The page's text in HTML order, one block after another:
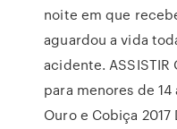
noite em que
aguardou a vida
acidente. ASSISTIR
para menores de
Ouro e Cobiça